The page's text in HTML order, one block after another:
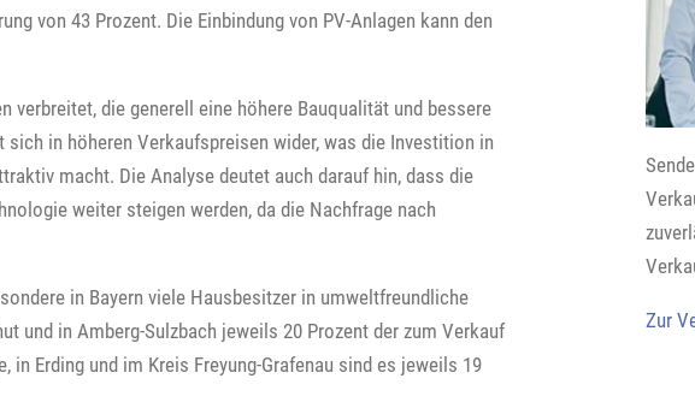
von 43 Prozent. Die Einbindung von PV-Anlagen kann den
verbreitet, die generell eine höhere Bauqualität und bessere
in höheren Verkaufspreisen wider, was die Investition in
macht. Die Analyse deutet auch darauf hin, dass die
weiter steigen werden, da die Nachfrage nach
in Bayern viele Hausbesitzer in umweltfreundliche
und in Amberg-Sulzbach jeweils 20 Prozent der zum Verkauf
in Erding und im Kreis Freyung-Grafenau sind es jeweils 19
Zur